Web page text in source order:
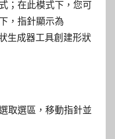
；在此模式下，您可
，指針顯示為
取選區，移動指針並